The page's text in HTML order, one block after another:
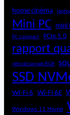
home cinéma
Mini PC mini
PC compact PCIe 5.0
rapport
rétroéclairage RGB
SSD
Wi-Fi 6 Wi-Fi 6E
Windows 11 Home